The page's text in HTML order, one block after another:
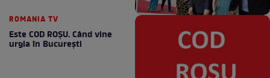
ROMANIA TV
Este COD ROŞU. Când vine
urgia în Bucureşti